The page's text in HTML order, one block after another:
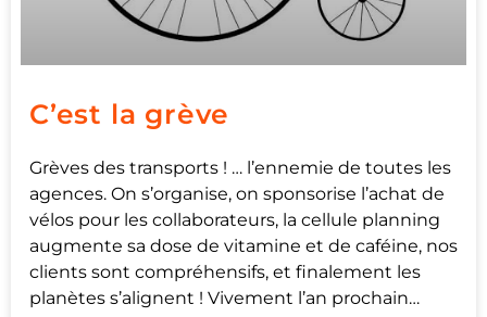
C’est la grève
Grèves des transports ! … l’ennemie de toutes les
agences. On s’organise, on sponsorise l’achat de
vélos pour les collaborateurs, la cellule planning
augmente sa dose de vitamine et de caféine, nos
clients sont compréhensifs, et finalement les
planètes s’alignent ! Vivement l’an prochain…